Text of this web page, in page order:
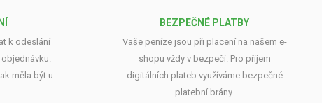
k odeslání
měla být u
BEZPEČNÉ PLATBY
Vaše peníze jsou při placení na našem e-
shopu vždy v bezpečí. Pro příjem
digitálních plateb využíváme bezpečné
platební brány.